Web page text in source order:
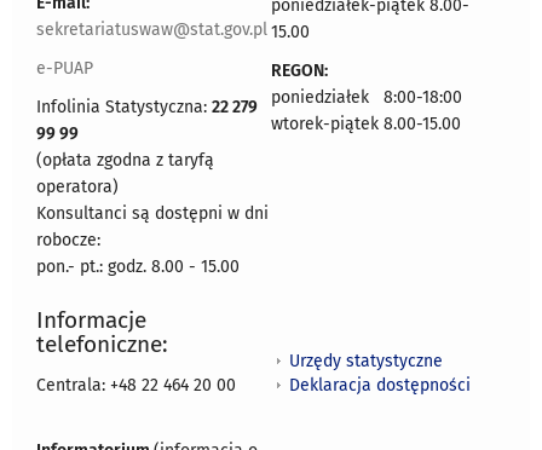
sekretariatuswaw@stat.gov.pl
e-PUAP
Infolinia Statystyczna: 22 279
99 99
(opłata zgodna z taryfą
operatora)
Konsultanci są dostępni w dni
robocze:
pon.- pt.: godz. 8.00 - 15.00
poniedziałek-piątek 8.00-
15.00
REGON:
poniedziałek 8:00-18:00
wtorek-piątek 8.00-15.00
Informacje
telefoniczne:
Centrala: +48 22 464 20 00
Urzędy statystyczne
Deklaracja dostępności